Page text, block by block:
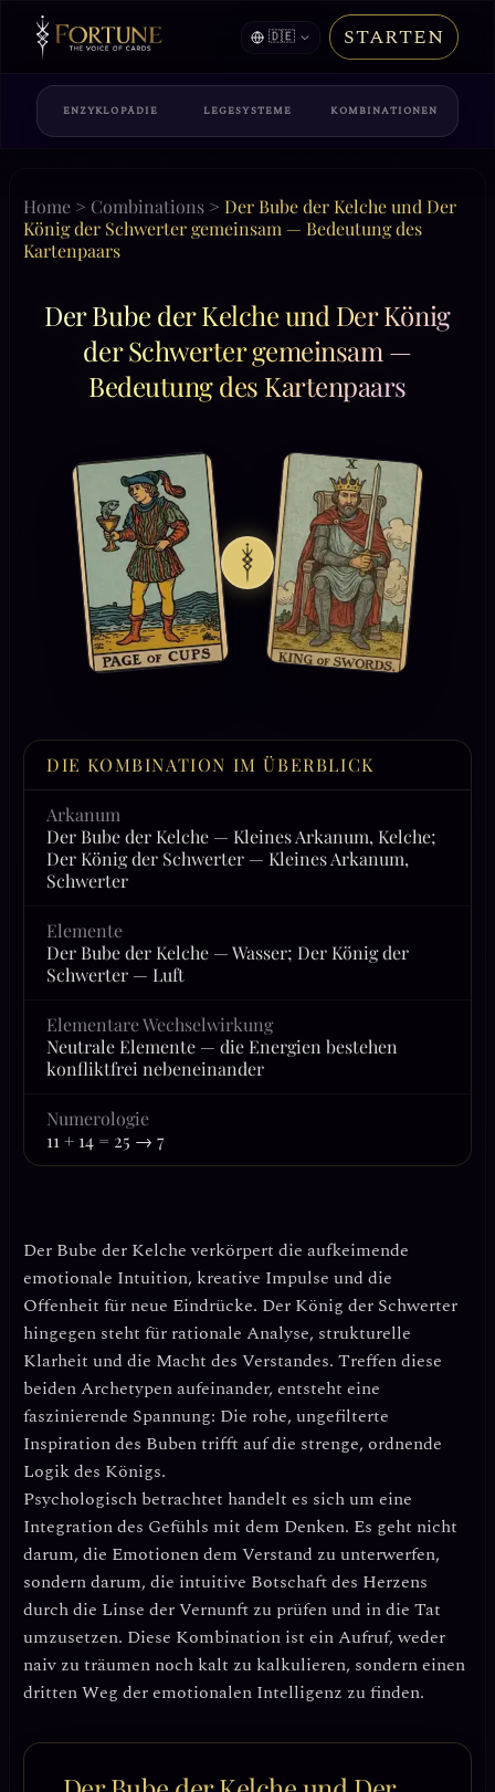
🇩🇪 STARTEN
ENZYKLOPÄDIE LEGESYSTEME KOMBINATIONEN
Home > Combinations > Der Bube der Kelche und Der
König der Schwerter gemeinsam — Bedeutung des
Kartenpaars
Der Bube der Kelche und Der König
der Schwerter gemeinsam —
Bedeutung des Kartenpaars
DIE KOMBINATION IM ÜBERBLICK
Arkanum
Der Bube der Kelche — Kleines Arkanum, Kelche;
Der König der Schwerter — Kleines Arkanum,
Schwerter
Elemente
Der Bube der Kelche — Wasser; Der König der
Schwerter — Luft
Elementare Wechselwirkung
Neutrale Elemente — die Energien bestehen
konfliktfrei nebeneinander
Numerologie
11 + 14 = 25 → 7
Der Bube der Kelcheverkörpert die aufkeimende
emotionale Intuition, kreative Impulse und die
Offenheit für neue Eindrücke. Der König der Schwerter
hingegen steht für rationale Analyse, strukturelle
Klarheit und die Macht des Verstandes. Treffen diese
beiden Archetypen aufeinander, entsteht eine
faszinierende Spannung: Die rohe, ungefilterte
Inspiration des Buben trifft auf die strenge, ordnende
Logik des Königs.
Psychologisch betrachtet handelt es sich um eine
Integration des Gefühls mit dem Denken. Es geht nicht
darum, die Emotionen dem Verstand zu unterwerfen,
sondern darum, die intuitive Botschaft des Herzens
durch die Linse der Vernunft zu prüfen und in die Tat
umzusetzen. Diese Kombination ist ein Aufruf, weder
naiv zu träumen noch kalt zu kalkulieren, sondern einen
dritten Weg der emotionalen Intelligenz zu finden.